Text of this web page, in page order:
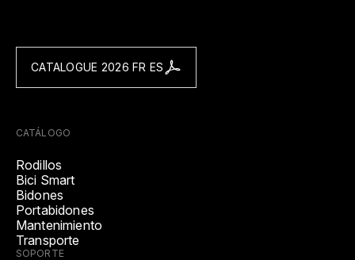
CATALOGUE 2026 FR ES
CATÁLOGO
Rodillos
Bici Smart
Bidones
Portabidones
Mantenimiento
Transporte
SOPORTE